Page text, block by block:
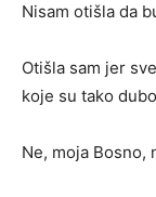
Nisam otišla da
Otišla sam jer
koje su tako
Ne, moja Bosno,